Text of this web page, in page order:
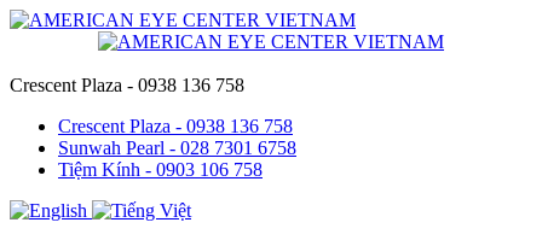
Crescent Plaza - 0938 136 758
Crescent Plaza - 0938 136 758
Sunwah Pearl - 028 7301 6758
Tiệm Kính - 0903 106 758